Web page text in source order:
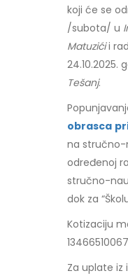
koji će se
/subota/ u
Matuzićii
24.10.2025.
Tešanj.
obrasca
na stručno-
određenoj
stručno-
dok za
Kotizaciju
Za uplate iz